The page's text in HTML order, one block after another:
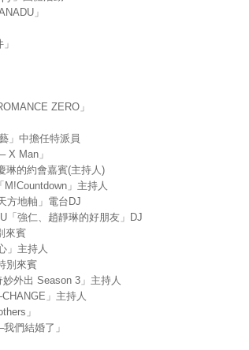
」
ZERO」
」中擔任特派員
X Man」
琳的約會嘉賓(主持人)
」主持人
方地軸」電台DJ
「強仁、趙靜琳的好朋友」DJ
來賓
」主持人
別來賓
外出 Season 3」主持人
」主持人
」
們結婚了」